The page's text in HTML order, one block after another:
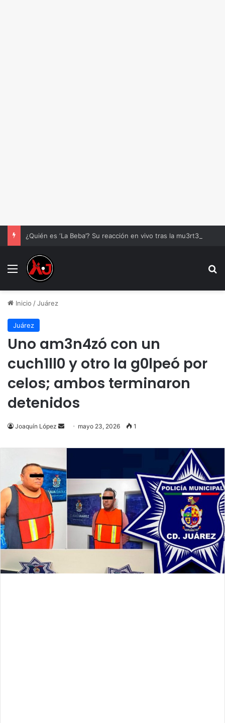
Menu
Inicio /Juárez
Juárez
Uno am3n4zó con un
cuch1ll0 y otro la g0lpeó por
celos; ambos terminaron
detenidos
Joaquín López
Send
email
mayo 23, 2026 1